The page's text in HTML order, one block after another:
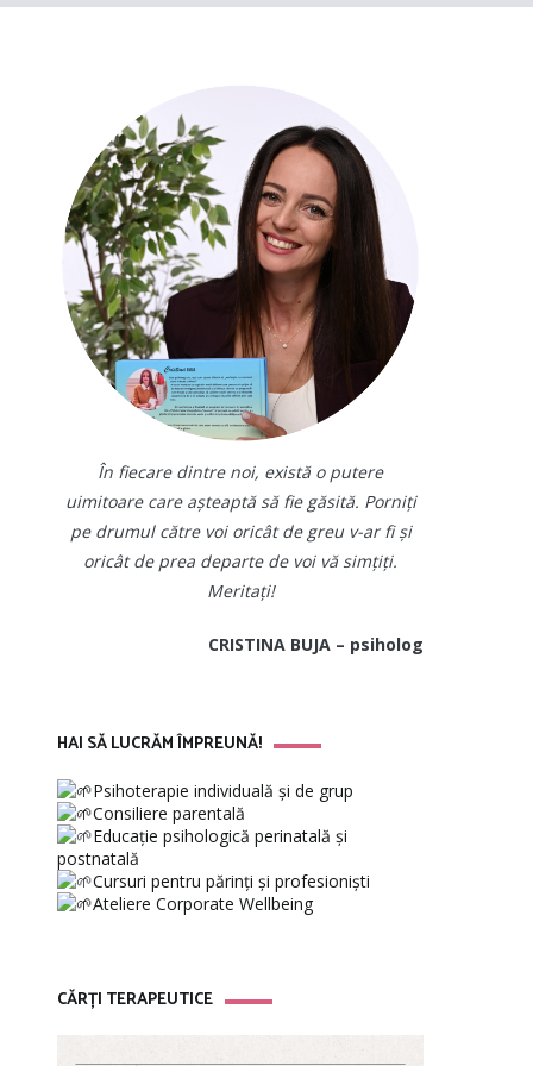
În fiecare dintre noi, există o putere
uimitoare care așteaptă să fie găsită. Porniți
pe drumul către voi oricât de greu v-ar fi și
oricât de prea departe de voi vă simțiți.
Meritați!
CRISTINA BUJA – psiholog
HAI SĂ LUCRĂM ÎMPREUNĂ!
Psihoterapie individuală și de grup
Consiliere parentală
Educație psihologică perinatală și
postnatală
Cursuri pentru părinți și profesioniști
Ateliere Corporate Wellbeing
CĂRȚI TERAPEUTICE